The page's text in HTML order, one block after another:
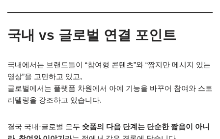
국내 vs 글로벌 연결 포인트
국내에서는 브랜드들이 “참여형 콘텐츠”와 “짧지만 메시지 있는
영상”을 고민하고 있고,
글로벌에서는 플랫폼 차원에서 아예 기능을 바꾸어 참여와 스토
리텔링을 강조하고 있습니다.
결국 국내·글로벌 모두 숏폼의 다음 단계는 단순한 짧음이 아니